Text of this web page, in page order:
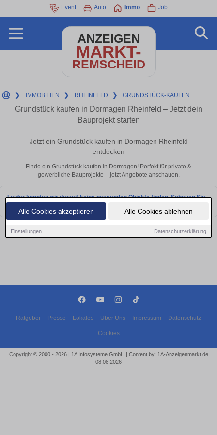
Alle Cookies akzeptieren Alle Cookies ablehnen
Einstellungen Datenschutzerklärung
Event Auto Immo Job
ANZEIGEN
MARKT-
REMSCHEID
❯ IMMOBILIEN ❯ RHEINFELD ❯ GRUNDSTÜCK-KAUFEN
Grundstück kaufen in Dormagen Rheinfeld – Jetzt dein
Bauprojekt starten
Jetzt ein Grundstück kaufen in Dormagen Rheinfeld
entdecken
Finde ein Grundstück kaufen in Dormagen! Perfekt für private &
gewerbliche Bauprojekte – jetzt Angebote anschauen.
Leider konnten wir derzeit keine passenden Objekte finden. Schauen Sie
Ratgeber Presse Lokales Über Uns Impressum Datenschutz
Cookies
Copyright © 2000 - 2026 | 1A Infosysteme GmbH | Content by: 1A-Anzeigenmarkt.de
08.08.2026